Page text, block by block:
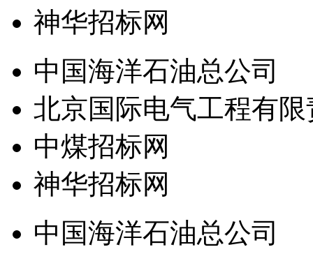
神华招标网
中国海洋石油总公司
北京国际电气工程有
中煤招标网
神华招标网
中国海洋石油总公司